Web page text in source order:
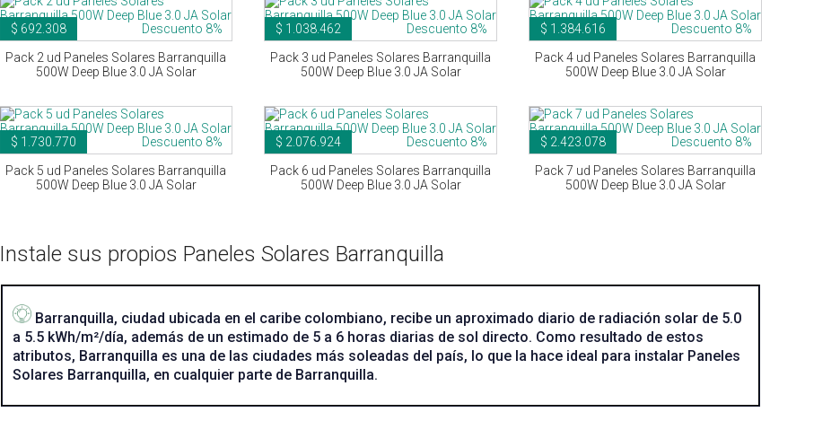
$ 692.308
Descuento 8%
Pack 2 ud Paneles Solares Barranquilla
500W Deep Blue 3.0 JA Solar
$ 1.038.462
Descuento 8%
Pack 3 ud Paneles Solares Barranquilla
500W Deep Blue 3.0 JA Solar
$ 1.384.616
Descuento 8%
Pack 4 ud Paneles Solares Barranquilla
500W Deep Blue 3.0 JA Solar
$ 1.730.770
Descuento 8%
Pack 5 ud Paneles Solares Barranquilla
500W Deep Blue 3.0 JA Solar
$ 2.076.924
Descuento 8%
Pack 6 ud Paneles Solares Barranquilla
500W Deep Blue 3.0 JA Solar
$ 2.423.078
Descuento 8%
Pack 7 ud Paneles Solares Barranquilla
500W Deep Blue 3.0 JA Solar
Instale sus propios Paneles Solares Barranquilla
Barranquilla, ciudad ubicada en el caribe colombiano, recibe un aproximado diario de radiación solar de 5.0
a 5.5 kWh/m²/día, además de un estimado de 5 a 6 horas diarias de sol directo. Como resultado de estos
atributos, Barranquilla es una de las ciudades más soleadas del país, lo que la hace ideal para instalar Paneles
Solares Barranquilla, en cualquier parte de Barranquilla.